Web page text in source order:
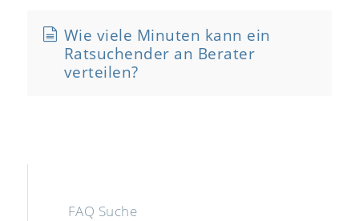
Wie viele Minuten kann ein
Ratsuchender an Berater
verteilen?
FAQ Suche